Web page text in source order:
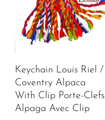
Keychain Louis Riel /
Coventry Alpaca
With Clip Porte-Clefs
Alpaga Avec Clip